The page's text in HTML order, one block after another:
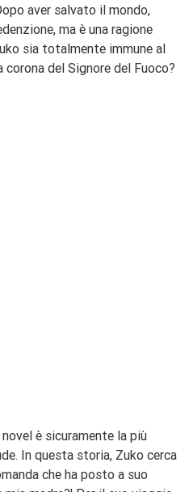
aver salvato il mondo,
ma è una ragione
sia totalmente immune al
corona del Signore del Fuoco?
è sicuramente la più
In questa storia, Zuko cerca
che ha posto a suo